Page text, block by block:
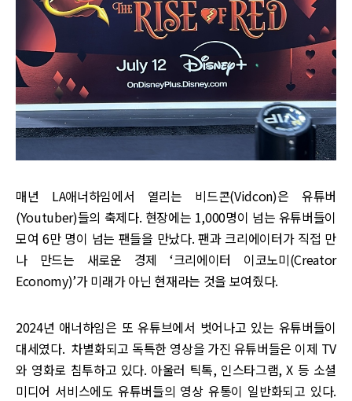
매년 LA애너하임에서 열리는 비드콘(Vidcon)은 유튜버
(Youtuber)들의 축제다. 현장에는 1,000명이 넘는 유튜버들이
모여 6만 명이 넘는 팬들을 만났다. 팬과 크리에이터가 직접 만
나 만드는 새로운 경제 ‘크리에이터 이코노미(Creator
Economy)’가 미래가 아닌 현재라는 것을 보여줬다.
2024년 애너하임은 또 유튜브에서 벗어나고 있는 유튜버들이
대세였다. 차별화되고 독특한 영상을 가진 유튜버들은 이제 TV
와 영화로 침투하고 있다. 아울러 틱톡, 인스타그램, X 등 소셜
미디어 서비스에도 유튜버들의 영상 유통이 일반화되고 있다.